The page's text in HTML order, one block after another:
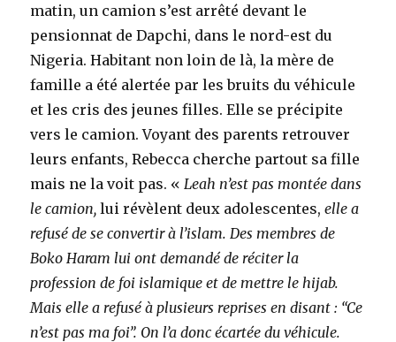
matin, un camion s’est arrêté devant le
pensionnat de Dapchi, dans le nord-est du
Nigeria. Habitant non loin de là, la mère de
famille a été alertée par les bruits du véhicule
et les cris des jeunes filles. Elle se précipite
vers le camion. Voyant des parents retrouver
leurs enfants, Rebecca cherche partout sa fille
mais ne la voit pas. « Leah n’est pas montée dans
le camion,lui révèlent deux adolescentes, elle a
refusé de se convertir à l’islam. Des membres de
Boko Haram lui ont demandé de réciter la
profession de foi islamique et de mettre le hijab.
Mais elle a refusé à plusieurs reprises en disant : “Ce
n’est pas ma foi”. On l’a donc écartée du véhicule.